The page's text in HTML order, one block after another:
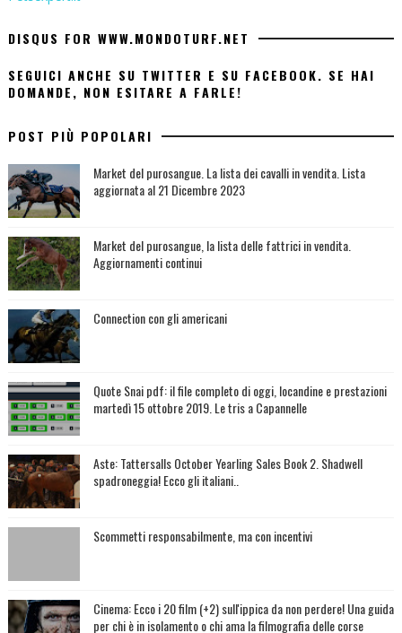
DISQUS FOR WWW.MONDOTURF.NET
SEGUICI ANCHE SU TWITTER E SU FACEBOOK. SE HAI
DOMANDE, NON ESITARE A FARLE!
POST PIÙ POPOLARI
Market del purosangue. La lista dei cavalli in vendita. Lista
aggiornata al 21 Dicembre 2023
Market del purosangue, la lista delle fattrici in vendita.
Aggiornamenti continui
Connection con gli americani
Quote Snai pdf: il file completo di oggi, locandine e prestazioni
martedì 15 ottobre 2019. Le tris a Capannelle
Aste: Tattersalls October Yearling Sales Book 2. Shadwell
spadroneggia! Ecco gli italiani..
Scommetti responsabilmente, ma con incentivi
Cinema: Ecco i 20 film (+2) sull'ippica da non perdere! Una guida
per chi è in isolamento o chi ama la filmografia delle corse